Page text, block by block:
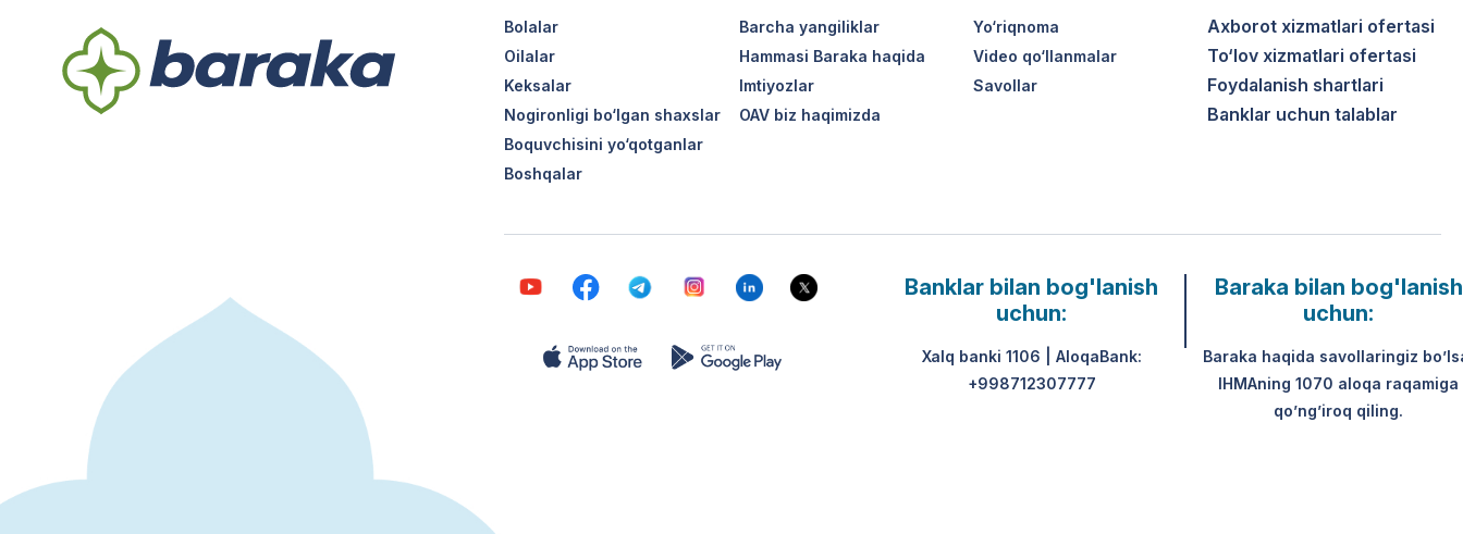
Bolalar
Oilalar
Keksalar
Nogironligi bo‘lgan shaxslar
Boquvchisini yo‘qotganlar
Boshqalar
Barcha yangiliklar
Hammasi Baraka haqida
Imtiyozlar
OAV biz haqimizda
Yo‘riqnoma
Video qo‘llanmalar
Savollar
Axborot xizmatlari ofertasi
To‘lov xizmatlari ofertasi
Foydalanish shartlari
Banklar uchun talablar
Banklar bilan bog'lanish
uchun:
Xalq banki 1106 | AloqaBank:
+998712307777
Baraka bilan bog'lanish
uchun:
Baraka haqida savollaringiz
IHMAning 1070 aloqa raqamiga
qo’ng’iroq qiling.